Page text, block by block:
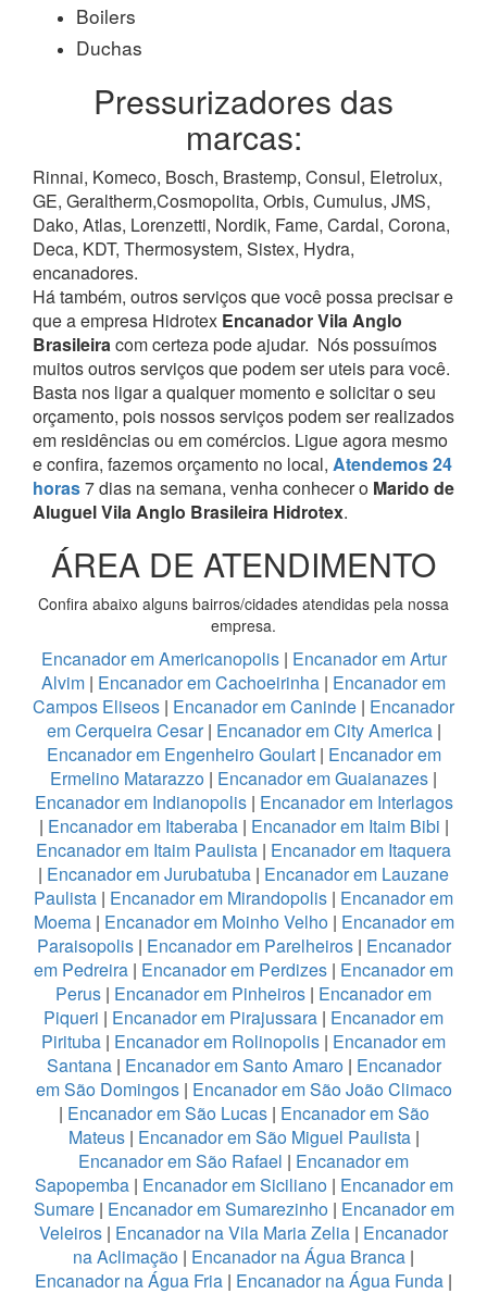
Boilers
Duchas
Pressurizadores das
marcas:
Rinnai, Komeco, Bosch, Brastemp, Consul, Eletrolux,
GE, Geraltherm,Cosmopolita, Orbis, Cumulus, JMS,
Dako, Atlas, Lorenzetti, Nordik, Fame, Cardal, Corona,
Deca, KDT, Thermosystem, Sistex, Hydra,
encanadores.
Há também, outros serviços que você possa precisar e
que a empresa Hidrotex Encanador Vila Anglo
Brasileiracom certeza pode ajudar. Nós possuímos
muitos outros serviços que podem ser uteis para você.
Basta nos ligar a qualquer momento e solicitar o seu
orçamento, pois nossos serviços podem ser realizados
em residências ou em comércios. Ligue agora mesmo
e confira, fazemos orçamento no local, Atendemos 24
horas7 dias na semana, venha conhecer o Marido de
Aluguel Vila Anglo Brasileira Hidrotex.
ÁREA DE ATENDIMENTO
Confira abaixo alguns bairros/cidades atendidas pela nossa
empresa.
Encanador em Americanopolis | Encanador em Artur
Alvim | Encanador em Cachoeirinha | Encanador em
Campos Eliseos | Encanador em Caninde | Encanador
em Cerqueira Cesar| Encanador em City America |
Encanador em Engenheiro Goulart | Encanador em
Ermelino Matarazzo | Encanador em Guaianazes |
Encanador em Indianopolis| Encanador em Interlagos
| Encanador em Itaberaba| Encanador em Itaim Bibi |
Encanador em Itaim Paulista | Encanador em Itaquera
| Encanador em Jurubatuba | Encanador em Lauzane
Paulista | Encanador em Mirandopolis | Encanador em
Moema| Encanador em Moinho Velho | Encanador em
Paraisopolis| Encanador em Parelheiros| Encanador
em Pedreira | Encanador em Perdizes | Encanador em
Perus | Encanador em Pinheiros | Encanador em
Piqueri | Encanador em Pirajussara | Encanador em
Pirituba | Encanador em Rolinopolis | Encanador em
Santana| Encanador em Santo Amaro| Encanador
em São Domingos| Encanador em São João Climaco
| Encanador em São Lucas| Encanador em São
Mateus | Encanador em São Miguel Paulista|
Encanador em São Rafael | Encanador em
Sapopemba | Encanador em Siciliano| Encanador em
Sumare| Encanador em Sumarezinho| Encanador em
Veleiros | Encanador na Vila Maria Zelia | Encanador
na Aclimação | Encanador na Água Branca |
Encanador na Água Fria | Encanador na Água Funda |